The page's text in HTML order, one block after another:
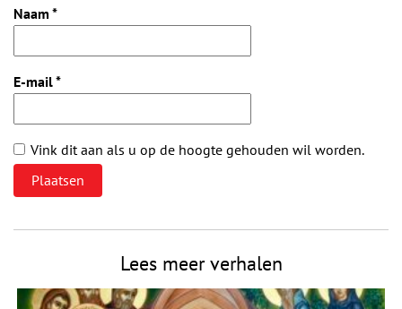
Naam *
E-mail*
Vink dit aan als u op de hoogte gehouden wil worden.
Lees meer verhalen